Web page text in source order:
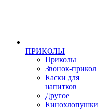
ПРИКОЛЫ
Приколы
Звонок-прикол
Каски для
напитков
Другое
Кинохлопушки